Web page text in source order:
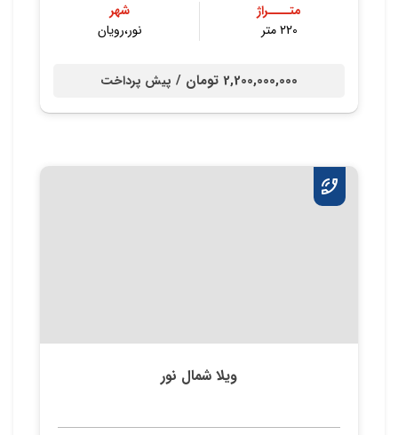
متــــراژ
220 متر
شهر
نور،رویان
2,200,000,000 تومان / پیش پرداخت
ویلا شمال نور